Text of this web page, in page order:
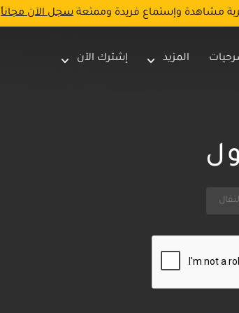
مشاهدة وإستماع فريدة وممتعة سجل الآن مجاناً
المزيد إشترك الآن